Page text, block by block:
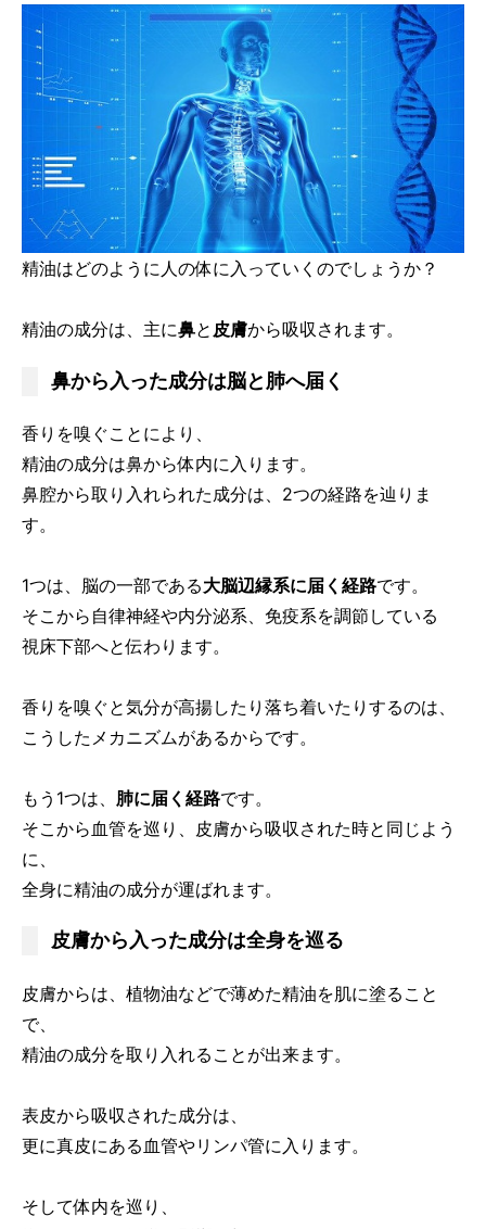
精油はどのように人の体に入っていくのでしょうか？
精油の成分は、主に鼻と 皮膚から吸収されます。
鼻から入った成分は脳と肺へ届く
香りを嗅ぐことにより、
精油の成分は鼻から体内に入ります。
鼻腔から取り入れられた成分は、2つの経路を辿りま
す。
1つは、脳の一部である大脳辺縁系に届く経路です。
そこから自律神経や内分泌系、免疫系を調節している
視床下部へと伝わります。
香りを嗅ぐと気分が高揚したり落ち着いたりするのは、
こうしたメカニズムがあるからです。
もう1つは、 肺に届く経路です。
そこから血管を巡り、皮膚から吸収された時と同じよう
に、
全身に精油の成分が運ばれます。
皮膚から入った成分は全身を巡る
皮膚からは、植物油などで薄めた精油を肌に塗ること
で、
精油の成分を取り入れることが出来ます。
表皮から吸収された成分は、
更に真皮にある血管やリンパ管に入ります。
そして体内を巡り、